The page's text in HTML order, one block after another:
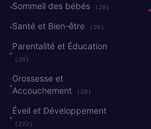
Sommeil des bébés (20)
Santé et Bien-être (20)
Parentalité et Éducation
(20)
Grossesse et
Accouchement
(20)
Éveil et Développement
(222)